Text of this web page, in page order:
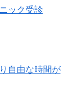
ック受診
自由な時間が